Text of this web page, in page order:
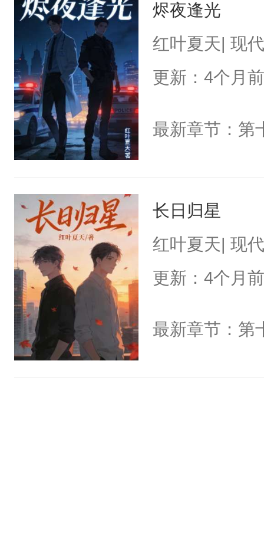
烬夜逢光
红叶夏天| 现
更新：4个月前
最新章节：第
长日归星
红叶夏天| 现
更新：4个月前
最新章节：第